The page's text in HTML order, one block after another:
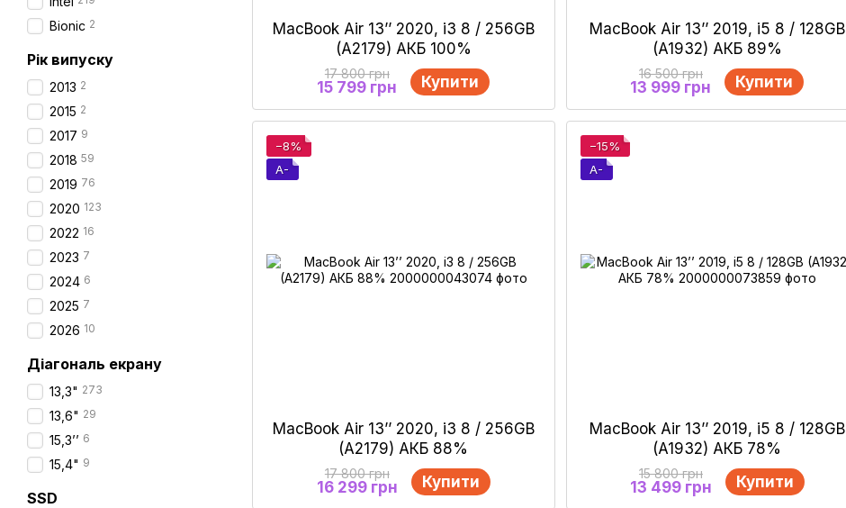
MacBook Air 13’’ 2020, i3 8 / 256GB
(A2179) АКБ 100%
17 800 грн
15 799 грн Купити
MacBook Air 13’’ 2019, i5 8 / 128GB
(A1932) АКБ 89%
16 500 грн
13 999 грн Купити
−8%
A-
MacBook Air 13’’ 2020, i3 8 / 256GB
(A2179) АКБ 88%
17 800 грн
16 299 грн Купити
−15%
A-
MacBook Air 13’’ 2019, i5 8 / 128GB
(A1932) АКБ 78%
15 800 грн
13 499 грн Купити
Bionic 2
Рік випуску
2013 2
2015 2
2017 9
2018 59
2019 76
2020 123
2022 16
2023 7
2024 6
2025 7
2026 10
Діагональ екрану
13,3" 273
13,6" 29
15,3’’ 6
15,4" 9
SSD